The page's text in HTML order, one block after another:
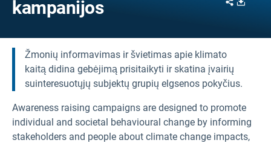
kampanijos
Žmonių informavimas ir švietimas apie klimato
kaitą didina gebėjimą prisitaikyti ir skatina įvairių
suinteresuotųjų subjektų grupių elgsenos pokyčius.
Awareness raising campaigns are designed to promote
individual and societal behavioural change by informing
stakeholders and people about climate change impacts,